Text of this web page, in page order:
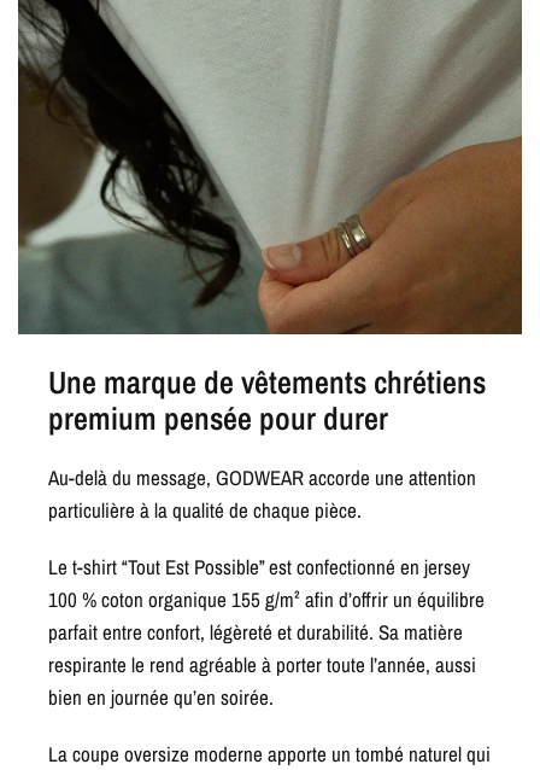
Une marque de vêtements chrétiens
premium pensée pour durer
Au-delà du message, GODWEAR accorde une attention
particulière à la qualité de chaque pièce.
Le t-shirt “Tout Est Possible” est confectionné en jersey
100 % coton organique 155 g/m² afin d’offrir un équilibre
parfait entre confort, légèreté et durabilité. Sa matière
respirante le rend agréable à porter toute l’année, aussi
bien en journée qu’en soirée.
La coupe oversize moderne apporte un tombé naturel qui